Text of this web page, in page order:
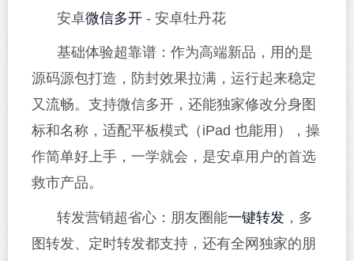
安卓微信多开 - 安卓牡丹花
基础体验超靠谱：作为高端新品，用的是
源码源包打造，防封效果拉满，运行起来稳定
又流畅。支持微信多开，还能独家修改分身图
标和名称，适配平板模式（iPad 也能用），操
作简单好上手，一学就会，是安卓用户的首选
救市产品。
转发营销超省心：朋友圈能一键转发 ，多
图转发、定时转发都支持，还有全网独家的朋